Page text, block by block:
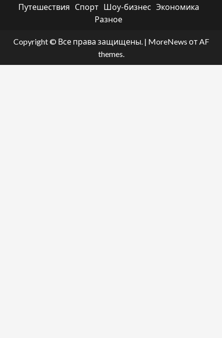
Путешествия
Спорт Шоу-бизнес Экономика
Разное
Copyright © Все права защищены. | MoreNews от AF
themes.